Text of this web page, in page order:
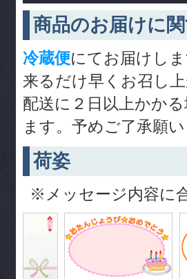
商品のお届けに
冷蔵便にてお届けし
来るだけ早くお召し
配送に２日以上かか
ます。予めご了承願
荷姿
※メッセージ内容に